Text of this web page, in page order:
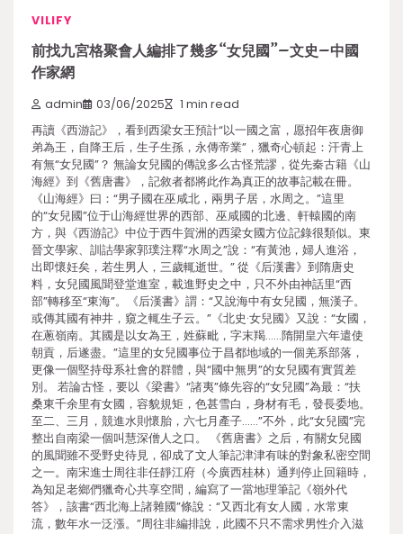
VILIFY
前找九宮格聚會人編排了幾多“女兒國”–文史–中國
作家網
admin 03/06/2025 1 min read
再讀《西游記》，看到西梁女王預計“以一國之富，愿招年夜唐御
弟為王，自降王后，生子生孫，永傳帝業”，獵奇心頓起：汗青上
有無“女兒國”？ 無論女兒國的傳說多么古怪荒謬，從先秦古籍《山
海經》到《舊唐書》，記敘者都將此作為真正的故事記載在冊。
《山海經》曰：“男子國在巫咸北，兩男子居，水周之。”這里
的“女兒國”位于山海經世界的西部、巫咸國的北邊、軒轅國的南
方，與《西游記》中位于西牛賀洲的西梁女國方位記錄很類似。東
晉文學家、訓詁學家郭璞注釋“水周之”說：“有黃池，婦人進浴，
出即懷妊矣，若生男人，三歲輒逝世。” 從《后漢書》到隋唐史
料，女兒國風聞登堂進室，載進野史之中，只不外由神話里“西
部”轉移至“東海”。《后漢書》謂：“又說海中有女兒國，無漢子。
或傳其國有神井，窺之輒生子云。”《北史·女兒國》又說：“女國，
在蔥嶺南。其國是以女為王，姓蘇毗，字末羯……隋開皇六年遣使
朝貢，后遂盡。”這里的女兒國事位于昌都地域的一個羌系部落，
更像一個堅持母系社會的群體，與“國中無男”的女兒國有實質差
別。 若論古怪，要以《梁書》“諸夷”條先容的“女兒國”為最：“扶
桑東千余里有女國，容貌規矩，色甚雪白，身材有毛，發長委地。
至二、三月，競進水則懷胎，六七月產子……”不外，此“女兒國”完
整出自南梁一個叫慧深僧人之口。 《舊唐書》之后，有關女兒國
的風聞雖不受野史待見，卻成了文人筆記津津有味的對象私密空間
之一。南宋進士周往非任靜江府（今廣西桂林）通判停止回籍時，
為知足老鄉們獵奇心共享空間，編寫了一當地理筆記《嶺外代
答》，該書“西北海上諸雜國”條說：“又西北有女人國，水常東
流，數年水一泛漲。”周往非編排說，此國不只不需求男性介入滋